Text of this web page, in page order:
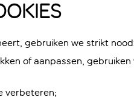
gebruiken we strikt
of aanpassen, gebruiken
verbeteren;